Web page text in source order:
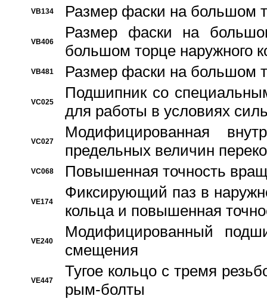
VB134 Размер фаски на большом
VB406
Размер фаски на
большом торце наружного
VB481 Размер фаски на большом
VC025
Подшипник со
для работы в условиях
VC027
Модифицированная
предельных величин
VC068 Повышенная точность
VE174
Фиксирующий паз в
кольца и повышенная
VE240
Модифицированный
смещения
VE447
Тугое кольцо с тремя
рым-болты